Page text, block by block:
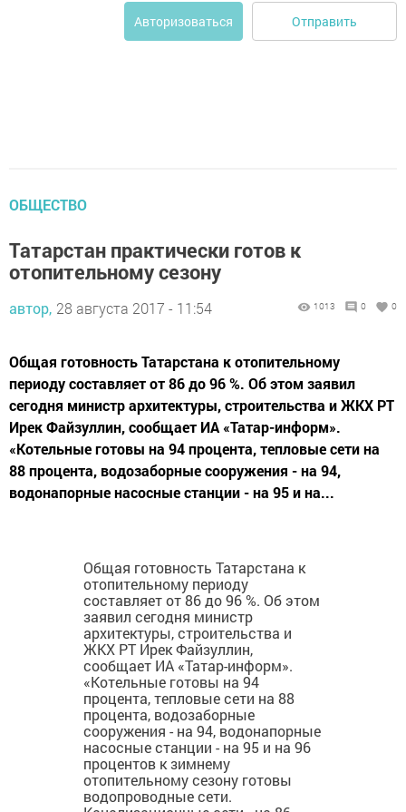
Авторизоваться Отправить
ОБЩЕСТВО
Татарстан практически готов к
отопительному сезону
автор, 28 августа 2017 - 11:54 1013 0 0
Общая готовность Татарстана к отопительному
периоду составляет от 86 до 96 %. Об этом заявил
сегодня министр архитектуры, строительства и ЖКХ РТ
Ирек Файзуллин, сообщает ИА «Татар-информ».
«Котельные готовы на 94 процента, тепловые сети на
88 процента, водозаборные сооружения - на 94,
водонапорные насосные станции - на 95 и на...
Общая готовность Татарстана к
отопительному периоду
составляет от 86 до 96 %. Об этом
заявил сегодня министр
архитектуры, строительства и
ЖКХ РТ Ирек Файзуллин,
сообщает ИА «Татар-информ».
«Котельные готовы на 94
процента, тепловые сети на 88
процента, водозаборные
сооружения - на 94, водонапорные
насосные станции - на 95 и на 96
процентов к зимнему
отопительному сезону готовы
водопроводные сети.